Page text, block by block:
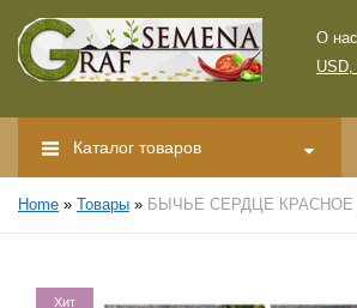
О нас
USD,
Каталог товаров
Home » Товары » БЫЧЬЕ СЕРДЦЕ КРАСНОЕ
Хит